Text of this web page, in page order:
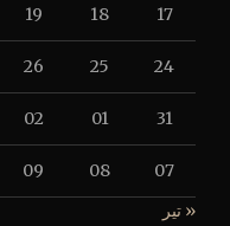
17
18
19
24
25
26
31
01
02
07
08
09
« تیر